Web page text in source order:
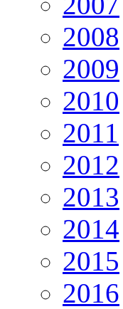
2008
2009
2010
2011
2012
2013
2014
2015
2016